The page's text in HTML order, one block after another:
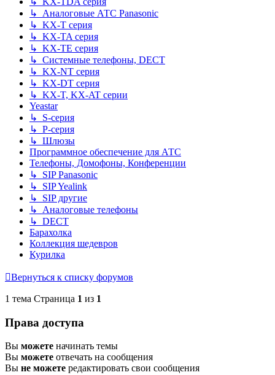
↳ Аналоговые АТС Panasonic
↳ KX-T серия
↳ KX-TA серия
↳ KX-TE серия
↳ Системные телефоны, DECT
↳ KX-NT серия
↳ KX-DT серия
↳ KX-T, KX-AT серии
Yeastar
↳ S-серия
↳ P-серия
↳ Шлюзы
Программное обеспечение для АТС
Телефоны, Домофоны, Конференции
↳ SIP Panasonic
↳ SIP Yealink
↳ SIP другие
↳ Аналоговые телефоны
↳ DECT
Барахолка
Коллекция шедевров
Курилка
Вернуться к списку форумов
1 тема Страница 1 из 1
Права доступа
Вы можете начинать темы
Вы можете отвечать на сообщения
Вы не можете редактировать свои сообщения